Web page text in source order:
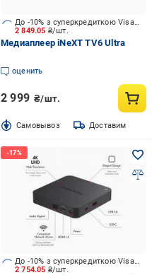
2 849.05 ₴/шт.
До -10% з суперкредиткою Visa Вигода
Медиаплеер iNeXT TV6 Ultra
оценить
2 999 ₴/шт.
Cамовывоз Доставим
2 754.05 ₴/шт.
До -10% з суперкредиткою Visa Вигода